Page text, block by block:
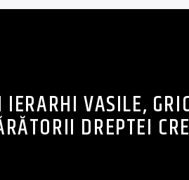
VASILE,
DREPTEI